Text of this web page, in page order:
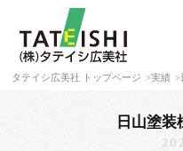
タテイシ広美社 トップページ 実績
日山塗